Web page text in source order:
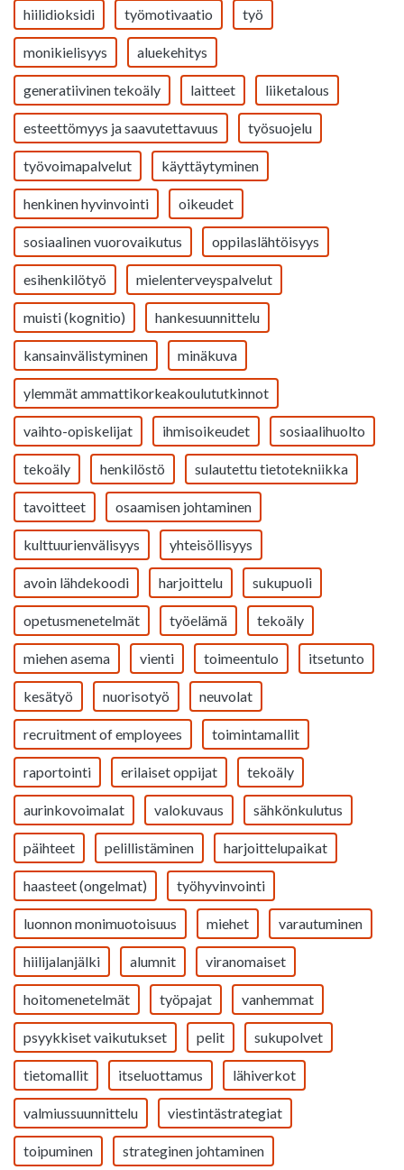
hiilidioksidi työmotivaatio työ
monikielisyys aluekehitys
generatiivinen tekoäly laitteet liiketalous
esteettömyys ja saavutettavuus työsuojelu
työvoimapalvelut käyttäytyminen
henkinen hyvinvointi oikeudet
sosiaalinen vuorovaikutus oppilaslähtöisyys
esihenkilötyö mielenterveyspalvelut
muisti (kognitio) hankesuunnittelu
kansainvälistyminen minäkuva
ylemmät ammattikorkeakoulututkinnot
vaihto-opiskelijat ihmisoikeudet sosiaalihuolto
tekoäly henkilöstö sulautettu tietotekniikka
tavoitteet osaamisen johtaminen
kulttuurienvälisyys yhteisöllisyys
avoin lähdekoodi harjoittelu sukupuoli
opetusmenetelmät työelämä tekoäly
miehen asema vienti toimeentulo itsetunto
kesätyö nuorisotyö neuvolat
recruitment of employees toimintamallit
raportointi erilaiset oppijat tekoäly
aurinkovoimalat valokuvaus sähkönkulutus
päihteet pelillistäminen harjoittelupaikat
haasteet (ongelmat) työhyvinvointi
luonnon monimuotoisuus miehet varautuminen
hiilijalanjälki alumnit viranomaiset
hoitomenetelmät työpajat vanhemmat
psyykkiset vaikutukset pelit sukupolvet
tietomallit itseluottamus lähiverkot
valmiussuunnittelu viestintästrategiat
toipuminen strateginen johtaminen